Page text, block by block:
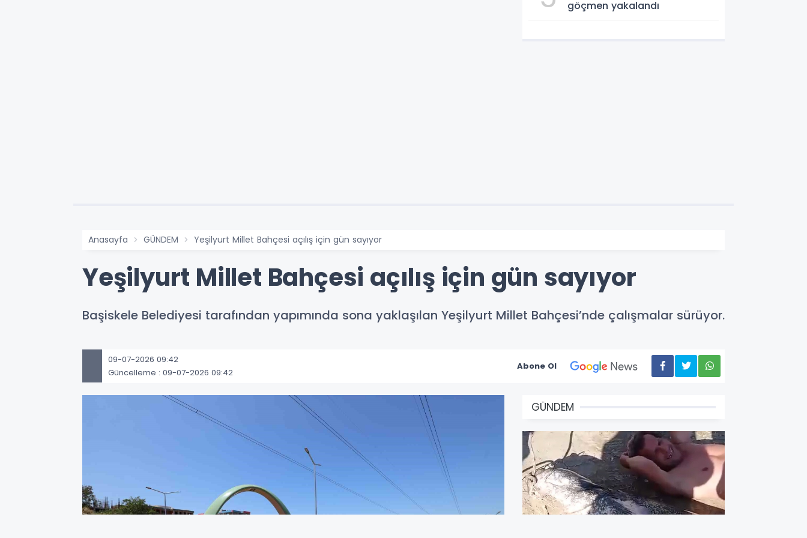
göçmen yakalandı
Anasayfa GÜNDEM Yeşilyurt Millet Bahçesi açılış için gün sayıyor
Yeşilyurt Millet Bahçesi açılış için gün sayıyor
Başiskele Belediyesi tarafından yapımında sona yaklaşılan Yeşilyurt Millet Bahçesi’nde çalışmalar sürüyor.
09-07-2026 09:42
Güncelleme : 09-07-2026 09:42
Abone Ol
GÜNDEM